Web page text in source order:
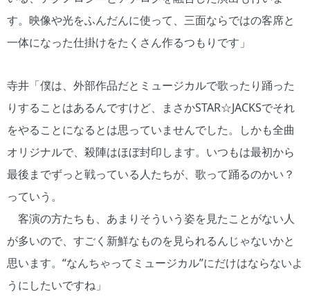
す。映像や光をふんだんに使って、三面ならではの客席と
一体になった仕掛けをたくさん作るつもりです」
寺井「僕は、外部作品だとミュージカルで歌ったり踊った
りすることはあるんですけど、まさかSTAR☆JACKSでそれ
をやることになるとは思っていませんでした。しかも全曲
オリジナルで、殺陣はほぼ封印します。いつもは最初から
最後までずっと戦っている人たちが、歌って踊るのかい？
っていう。
客演の方たちも、あまりそういう姿を見たことがない人
が多いので、すごく新鮮なものを見られるんじゃないかと
思います。“なんちゃってミュージカル”にだけはならないよ
うにしたいですね」